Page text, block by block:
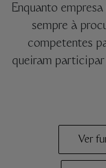
Enquanto
sempre à
competentes
queiram
Ver